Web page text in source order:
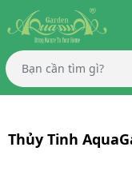
Thủy Tinh